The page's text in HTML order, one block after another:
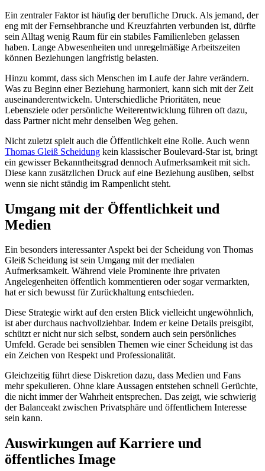
Ein zentraler Faktor ist häufig der berufliche Druck. Als jemand, der
eng mit der Fernsehbranche und Kreuzfahrten verbunden ist, dürfte
sein Alltag wenig Raum für ein stabiles Familienleben gelassen
haben. Lange Abwesenheiten und unregelmäßige Arbeitszeiten
können Beziehungen langfristig belasten.
Hinzu kommt, dass sich Menschen im Laufe der Jahre verändern.
Was zu Beginn einer Beziehung harmoniert, kann sich mit der Zeit
auseinanderentwickeln. Unterschiedliche Prioritäten, neue
Lebensziele oder persönliche Weiterentwicklung führen oft dazu,
dass Partner nicht mehr denselben Weg gehen.
Nicht zuletzt spielt auch die Öffentlichkeit eine Rolle. Auch wenn
Thomas Gleiß Scheidung kein klassischer Boulevard-Star ist, bringt
ein gewisser Bekanntheitsgrad dennoch Aufmerksamkeit mit sich.
Diese kann zusätzlichen Druck auf eine Beziehung ausüben, selbst
wenn sie nicht ständig im Rampenlicht steht.
Umgang mit der Öffentlichkeit und
Medien
Ein besonders interessanter Aspekt bei der Scheidung von Thomas
Gleiß Scheidung ist sein Umgang mit der medialen
Aufmerksamkeit. Während viele Prominente ihre privaten
Angelegenheiten öffentlich kommentieren oder sogar vermarkten,
hat er sich bewusst für Zurückhaltung entschieden.
Diese Strategie wirkt auf den ersten Blick vielleicht ungewöhnlich,
ist aber durchaus nachvollziehbar. Indem er keine Details preisgibt,
schützt er nicht nur sich selbst, sondern auch sein persönliches
Umfeld. Gerade bei sensiblen Themen wie einer Scheidung ist das
ein Zeichen von Respekt und Professionalität.
Gleichzeitig führt diese Diskretion dazu, dass Medien und Fans
mehr spekulieren. Ohne klare Aussagen entstehen schnell Gerüchte,
die nicht immer der Wahrheit entsprechen. Das zeigt, wie schwierig
der Balanceakt zwischen Privatsphäre und öffentlichem Interesse
sein kann.
Auswirkungen auf Karriere und
öffentliches Image